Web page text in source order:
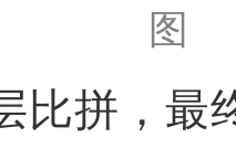
图
拼，最